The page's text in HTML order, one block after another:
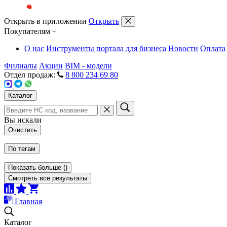
Открыть в приложении Открыть
Покупателям
О нас Инструменты портала для бизнеса Новости Оплата
Филиалы Акции BIM - модели
Отдел продаж:
8 800 234 69 80
Каталог
Вы искали
Очистить
По тегам
Показать больше ()
Смотреть все результаты
Главная
Каталог